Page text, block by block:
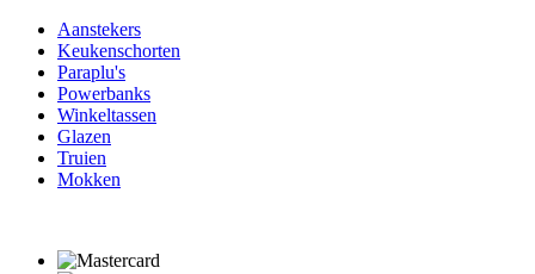
Aanstekers
Keukenschorten
Paraplu's
Powerbanks
Winkeltassen
Glazen
Truien
Mokken